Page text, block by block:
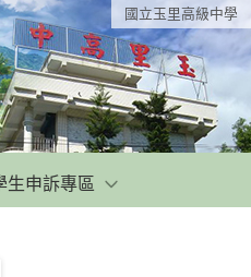
國立玉里高級中學
生申訴專區